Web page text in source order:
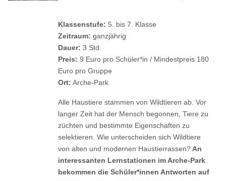
Klassenstufe: 5. bis 7. Klasse
Zeitraum: ganzjährig
Dauer:3 Std.
Preis:9 Euro pro Schüler*in / Mindestpreis 180
Euro pro Gruppe
Ort: Arche-Park
Alle Haustiere stammen von Wildtieren ab. Vor
langer Zeit hat der Mensch begonnen, Tiere zu
züchten und bestimmte Eigenschaften zu
selektieren. Wie unterscheiden sich Wildtiere
von alten und modernen Haustierrassen?An
interessanten Lernstationen im Arche-Park
bekommen die Schüler*innen Antworten auf